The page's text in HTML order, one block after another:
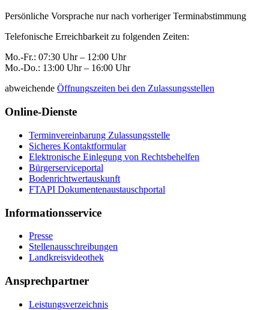
Persönliche Vorsprache nur nach vorheriger Terminabstimmung
Telefonische Erreichbarkeit zu folgenden Zeiten:
Mo.-Fr.: 07:30 Uhr – 12:00 Uhr
Mo.-Do.: 13:00 Uhr – 16:00 Uhr
abweichende Öffnungszeiten bei den Zulassungsstellen
Online-Dienste
Terminvereinbarung Zulassungsstelle
Sicheres Kontaktformular
Elektronische Einlegung von Rechtsbehelfen
Bürgerserviceportal
Bodenrichtwertauskunft
FTAPI Dokumentenaustauschportal
Informationsservice
Presse
Stellenausschreibungen
Landkreisvideothek
Ansprechpartner
Leistungsverzeichnis